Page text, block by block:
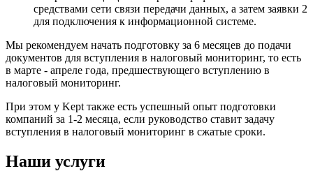
средствами сети связи передачи данных, а затем заявки 2
для подключения к информационной системе.
Мы рекомендуем начать подготовку за 6 месяцев до подачи
документов для вступления в налоговый мониторинг, то есть
в марте - апреле года, предшествующего вступлению в
налоговый мониторинг.
При этом у Kept также есть успешный опыт подготовки
компаний за 1-2 месяца, если руководство ставит задачу
вступления в налоговый мониторинг в сжатые сроки.
Наши услуги